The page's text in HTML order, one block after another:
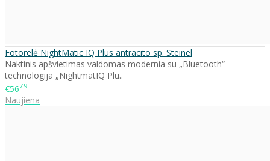
Fotorelė NightMatic IQ Plus antracito sp. Steinel
Naktinis apšvietimas valdomas modernia su „Bluetooth“
technologija „NightmatIQ Plu..
€5679
Naujiena